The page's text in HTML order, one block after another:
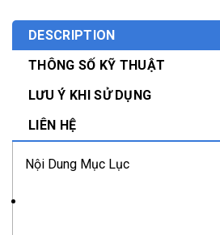
DESCRIPTION
THÔNG SỐ KỸ THUẬT
LƯU Ý KHI SỬ DỤNG
LIÊN HỆ
Nội Dung Mục Lục